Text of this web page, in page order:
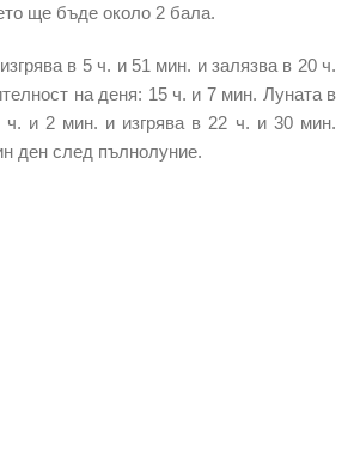
ще бъде около 2 бала.
в 5 ч. и 51 мин. и залязва в 20 ч.
на деня: 15 ч. и 7 мин. Луната в
и 2 мин. и изгрява в 22 ч. и 30 мин.
ден след пълнолуние.